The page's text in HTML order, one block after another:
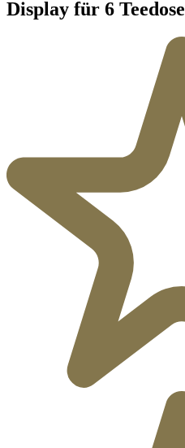
Display für 6